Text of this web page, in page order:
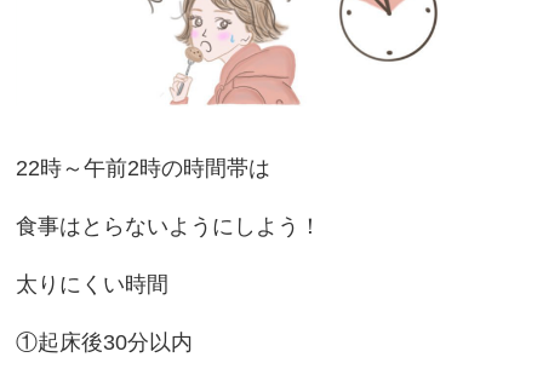
22時～午前2時の時間帯は
食事はとらないようにしよう！
太りにくい時間
①起床後30分以内